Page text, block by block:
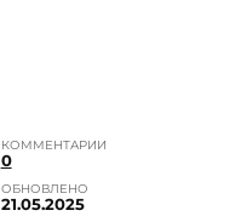
КОММЕНТАРИИ
0
ОБНОВЛЕНО
21.05.2025